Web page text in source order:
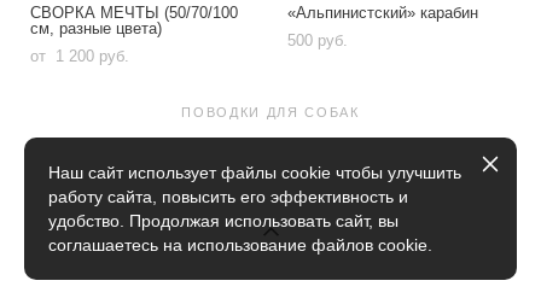
СВОРКА МЕЧТЫ (50/70/100
см, разные цвета)
от 1 200 pуб.
«Альпинистский» карабин
500 pуб.
ПОВОДКИ ДЛЯ СОБАК
Наш сайт использует файлы cookie чтобы улучшить
работу сайта, повысить его эффективность и
удобство. Продолжая использовать сайт, вы
соглашаетесь на использование файлов cookie.